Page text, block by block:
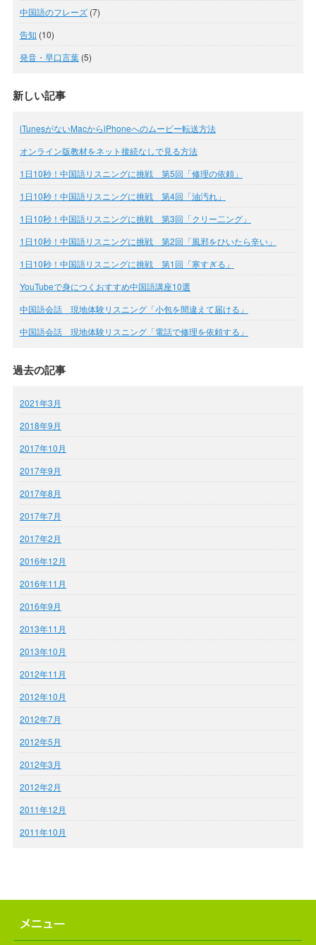
中国語のフレーズ(7)
告知 (10)
発音・早口言葉(5)
新しい記事
iTunesがないMacからiPhoneへのムービー転送方法
オンライン版教材をネット接続なしで見る方法
1日10秒！中国語リスニングに挑戦 第5回「修理の依頼」
1日10秒！中国語リスニングに挑戦 第4回「油汚れ」
1日10秒！中国語リスニングに挑戦 第3回「クリー二ング」
1日10秒！中国語リスニングに挑戦 第2回「風邪をひいたら辛い」
1日10秒！中国語リスニングに挑戦 第1回「寒すぎる」
YouTubeで身につくおすすめ中国語講座10選
中国語会話 現地体験リスニング「小包を間違えて届ける」
中国語会話 現地体験リスニング「電話で修理を依頼する」
過去の記事
2021年3月
2018年9月
2017年10月
2017年9月
2017年8月
2017年7月
2017年2月
2016年12月
2016年11月
2016年9月
2013年11月
2013年10月
2012年11月
2012年10月
2012年7月
2012年5月
2012年3月
2012年2月
2011年12月
2011年10月